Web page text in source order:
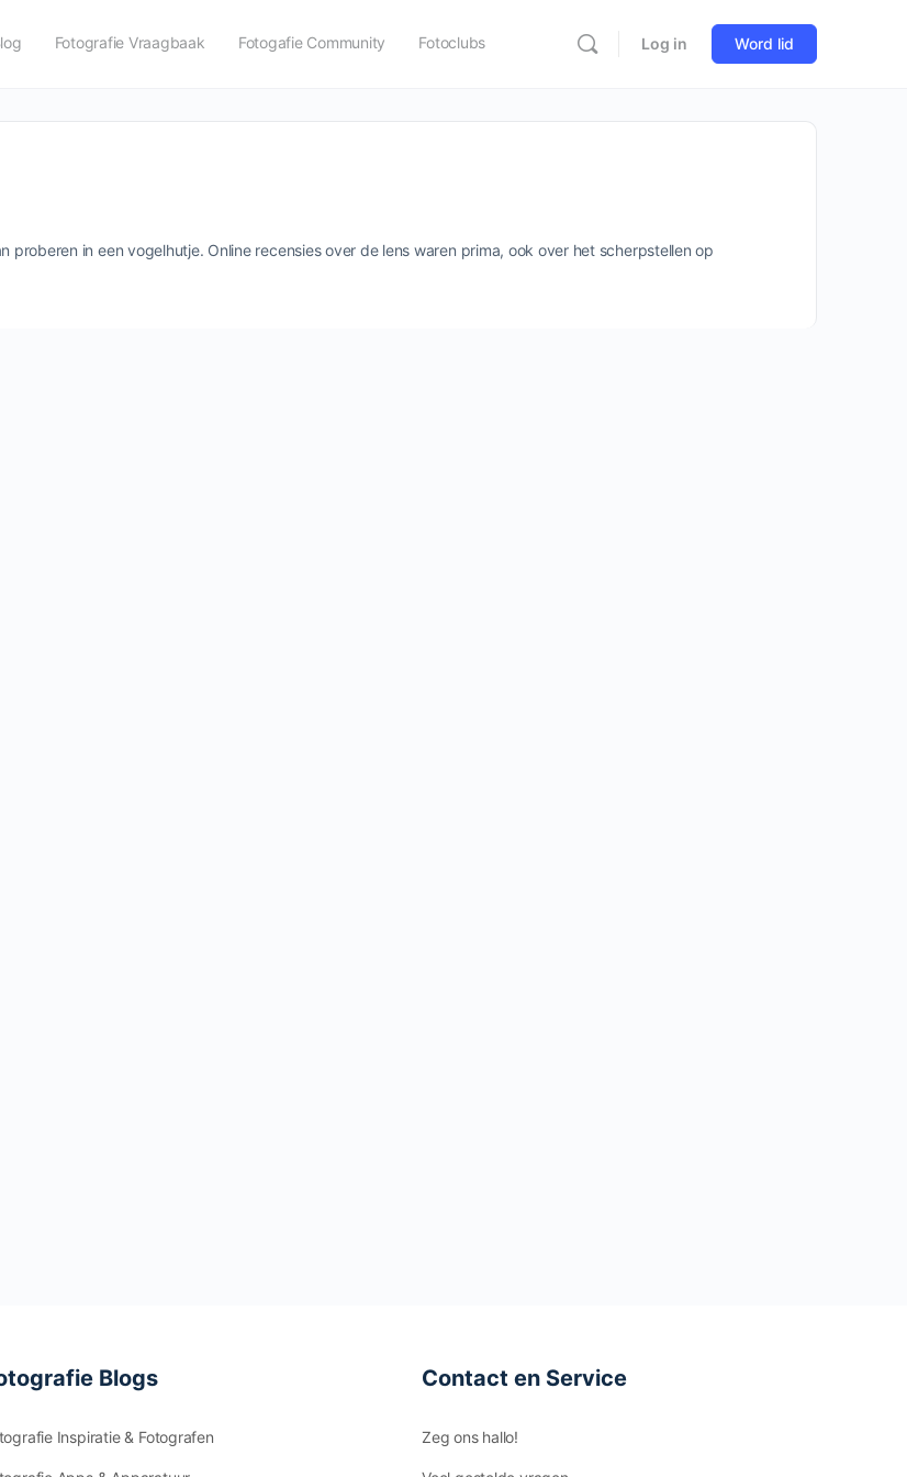
Fotografie Vraagbaak Fotogafie Community Fotoclubs Log in Word lid
proberen in een vogelhutje. Online recensies over de lens waren prima, ook over het scherpstellen op
Blogs
Inspiratie & Fotografen
Contact en Service
Zeg ons hallo!